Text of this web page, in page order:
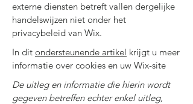
externe diensten betreft vallen dergelijke
handelswijzen niet onder het
privacybeleid van Wix.
In dit ondersteunende artikel krijgt u meer
informatie over cookies en uw Wix-site
De uitleg en informatie die hierin wordt
gegeven betreffen echter enkel uitleg,